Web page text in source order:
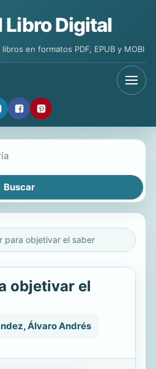
Libro Digital
en formatos PDF, EPUB y MOBI
para objetivar el saber
objetivar el
Álvaro Andrés